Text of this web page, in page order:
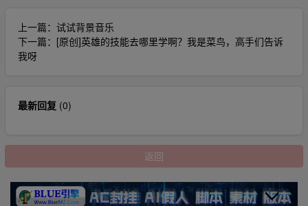
上一篇： 试试背景音乐
下一篇： [原创]英雄的技能去哪里学啊？我是菜鸟，高手们告诉
我呀
最新回复 (0)
返回